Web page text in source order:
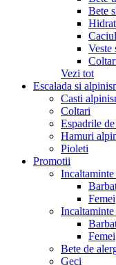
Bete
Veste
Vezi tot
Escalada si
Casti
Coltari
Espadrile
Hamuri
Pioleti
Promotii
Femei
Incaltaminte
Femei
Bete de
Geci